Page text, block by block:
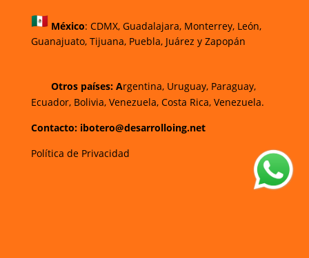
México: CDMX, Guadalajara, Monterrey, León,
Guanajuato, Tijuana, Puebla, Juárez y Zapopán
Otros países: Argentina, Uruguay, Paraguay,
Ecuador, Bolivia, Venezuela, Costa Rica, Venezuela.
Contacto: ibotero@desarrolloing.net
Política de Privacidad
w